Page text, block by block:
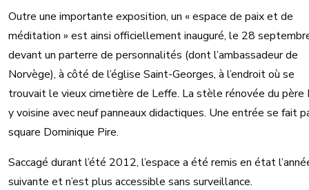
Outre une importante exposition, un « espace de paix et de
méditation » est ainsi officiellement inauguré, le 28
devant un parterre de personnalités (dont l’ambassadeur de
Norvège), à côté de l’église Saint-Georges, à l’endroit où se
trouvait le vieux cimetière de Leffe. La stèle rénovée du père
y voisine avec neuf panneaux didactiques. Une entrée se fait
square Dominique Pire.
Saccagé durant l’été 2012, l’espace a été remis en état
suivante et n’est plus accessible sans surveillance.